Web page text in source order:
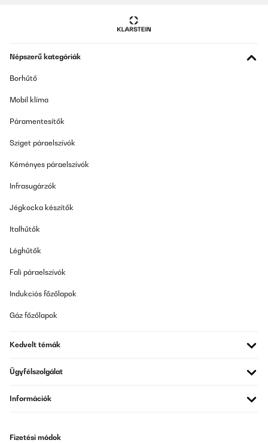
Népszerű kategóriák
Borhűtő
Mobil klíma
Páramentesítők
Sziget páraelszívók
Kéményes páraelszívók
Infrasugárzók
Jégkocka készítők
Italhűtők
Léghűtők
Fali páraelszívók
Indukciós főzőlapok
Gáz főzőlapok
Kedvelt témák
Ügyfélszolgálat
Információk
Fizetési módok